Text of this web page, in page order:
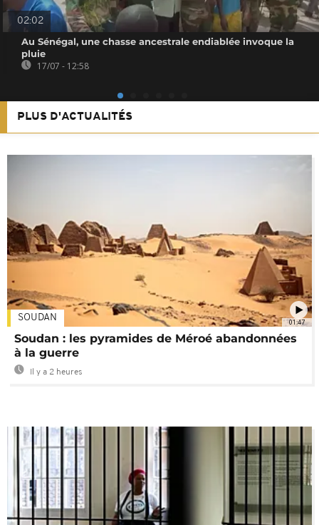
02:02
Au Sénégal, une chasse ancestrale endiablée invoque la
pluie
17/07 - 12:58
PLUS D'ACTUALITÉS
01:47
SOUDAN
Soudan : les pyramides de Méroé abandonnées
à la guerre
Il y a 2 heures